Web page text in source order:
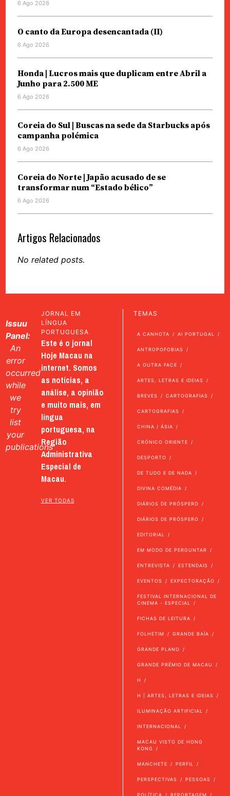
6 Ago 2026
O canto da Europa desencantada (II)
6 Ago 2026
Honda | Lucros mais que duplicam entre Abril a
Junho para 2.500 ME
6 Ago 2026
Coreia do Sul | Buscas na sede da Starbucks após
campanha polémica
6 Ago 2026
Coreia do Norte | Japão acusado de se
transformar num “Estado bélico”
6 Ago 2026
Artigos Relacionados
No related posts.
Issuu
Panel:
An
error
occurred
while
we
try
list
your
publications
JORNAL EM
LÍNGUA
PORTUGUESA
Este é o jornal
Hoje Macau na
internet. Somos
as notícias, a
análise, a opinião
e muito mais, em
língua
portuguesa, na
Região
Administrativa
Especial de
Macau.
VER TODAS
TEMAS
A CANHOTA AI PORTUGAL
ANTROPOFOBIAS
A OUTRA FACE
ARTES, LETRAS E IDEIAS
BREVES CARTOGRAFIAS
CARTOGRAFIAS
CHINA / ÁSIA
CRÓNICO ORIENTE
DESPORTO
DE TUDO E DE NADA
DIVINA COMÉDIA
DIÁRIOS DE PRÓSPERO
DIÁRIOS DE PRÓSPERO
EDITORIAL
EM MODO DE PERGUNTAR
ENTREVISTA ESTENDAIS
EVENTOS EXPECTORAÇÃO
FESTIVAL INTERNACIONAL DE
CINEMA - ESPECIAL
FICHAS DE LEITURA
FOLHETIM GRANDE BAÍA
GRANDE PLANO
GRANDE PRÉMIO DE MACAU
H
H | ARTES, LETRAS E IDEIAS
ILUMINAÇÃO ARTIFICIAL
INTERNACIONAL
MACAU VISTO DE HONG
KONG
MANCHETE PERFIL
PERSPECTIVAS PESSOAS
POLÍTICA REPORTAGEM